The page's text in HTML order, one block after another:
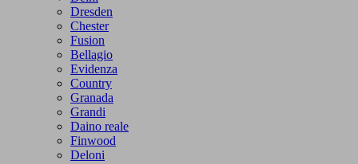
Dresden
Chester
Fusion
Bellagio
Evidenza
Country
Granada
Grandi
Daino reale
Finwood
Deloni